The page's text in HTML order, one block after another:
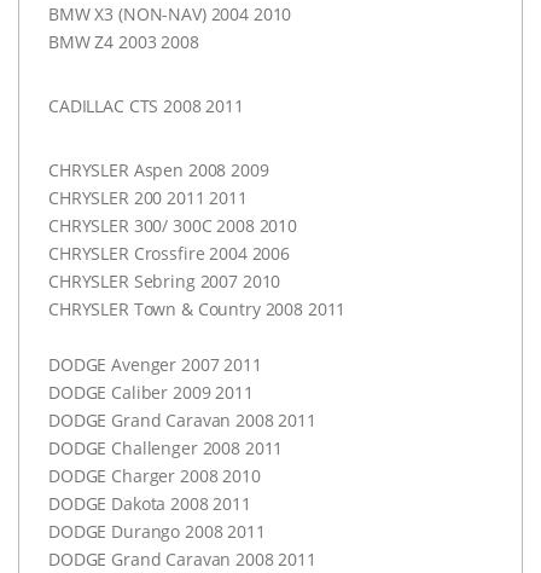
BMWX3 (NON-NAV) 2004 2010
BMWZ4 2003 2008
CADILLAC CTS 2008 2011
CHRYSLER Aspen 2008 2009
CHRYSLER 200 2011 2011
CHRYSLER 300/ 300C 2008 2010
CHRYSLER Crossfire 2004 2006
CHRYSLER Sebring 2007 2010
CHRYSLER Town & Country 2008 2011
DODGE Avenger 2007 2011
DODGE Caliber 2009 2011
DODGE Grand Caravan 2008 2011
DODGE Challenger 2008 2011
DODGE Charger 2008 2010
DODGE Dakota 2008 2011
DODGE Durango 2008 2011
DODGE Grand Caravan 2008 2011